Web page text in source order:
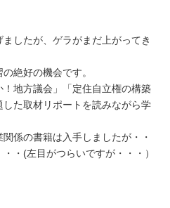
ましたが、ゲラがまだ上がってき
絶好の機会です。
地方議会」「定住自立権の構築
た取材リポートを読みながら学
係の書籍は入手しましたが・・
・(左目がつらいですが・・・）